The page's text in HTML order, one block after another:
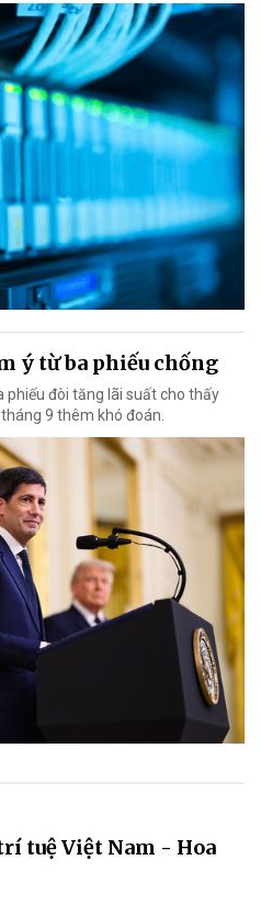
ý từ ba phiếu chống
phiếu đòi tăng lãi suất cho thấy
9 thêm khó đoán.
tuệ Việt Nam - Hoa